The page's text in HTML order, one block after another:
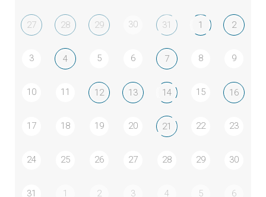
27 28 29 30 31 1 2
3 4 5 6 7 8 9
10 11 12 13 14 15 16
17 18 19 20 21 22 23
24 25 26 27 28 29 30
31 1 2 3 4 5 6